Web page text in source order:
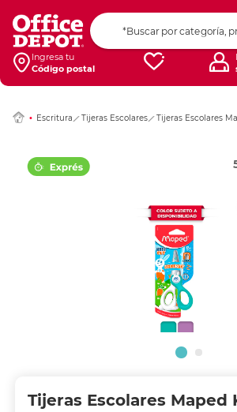
Ingresa tu
Código postal
Escritura Tijeras Escolares Tijeras Escolares
Tijeras Escolares Maped